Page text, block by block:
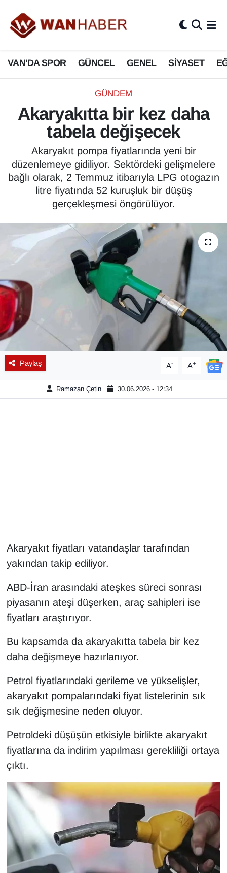
VAN'DA SPOR GÜNCEL GENEL SİYASET
GÜNDEM
Akaryakıtta bir kez daha
tabela değişecek
Akaryakıt pompa fiyatlarında yeni bir
düzenlemeye gidiliyor. Sektördeki gelişmelere
bağlı olarak, 2 Temmuz itibarıyla LPG otogazın
litre fiyatında 52 kuruşluk bir düşüş
gerçekleşmesi öngörülüyor.
Paylaş A- A+
Ramazan Çetin 30.06.2026 - 12:34
Akaryakıt fiyatları vatandaşlar tarafından
yakından takip ediliyor.
ABD-İran arasındaki ateşkes süreci sonrası
piyasanın ateşi düşerken, araç sahipleri ise
fiyatları araştırıyor.
Bu kapsamda da akaryakıtta tabela bir kez
daha değişmeye hazırlanıyor.
Petrol fiyatlarındaki gerileme ve yükselişler,
akaryakıt pompalarındaki fiyat listelerinin sık
sık değişmesine neden oluyor.
Petroldeki düşüşün etkisiyle birlikte akaryakıt
fiyatlarına da indirim yapılması gerekliliği ortaya
çıktı.
3.SAYFA
ASAYİŞ
BİLİM VE TEKNOLOJİ
Biyografi
ÇEVRE
Deprem
Diğer
EĞİTİM
EKONOMİ
Eleman
En çok konuşulanlar
İngilizce
Kadın
Kamu Alımları
Kültür & Sanat
KURDÎ
MAGAZİN
MEDYA
POLİTİKA
Resmi İlanlar
RÖPORTAJ
SAĞLIK
Van Nöbetçi Eczaneler
Van Hava Durumu
Van Namaz Vakitleri
Van Trafik Yoğunluk Haritası
Süper Lig Puan Durumu ve Fikstür
Tüm Manşetler
Son Dakika Haberleri